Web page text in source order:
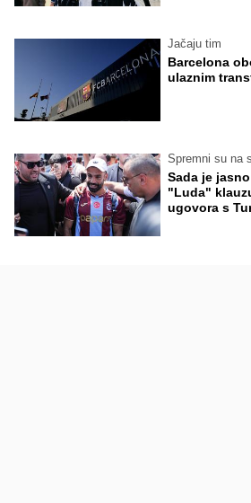
Jačaju tim
Barcelona
ulaznim
Spremni su na
Sada je
"Luda"
ugovora s